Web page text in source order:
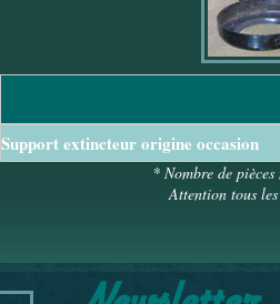
Support extincteur origine occasion
* Nombre de
Attention tous